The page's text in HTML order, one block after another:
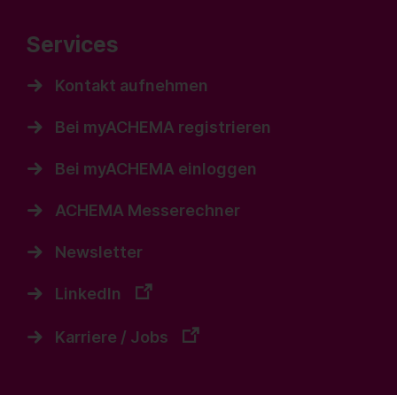
Services
Kontakt aufnehmen
Bei myACHEMA registrieren
Bei myACHEMA einloggen
ACHEMA Messerechner
Newsletter
LinkedIn
Karriere / Jobs